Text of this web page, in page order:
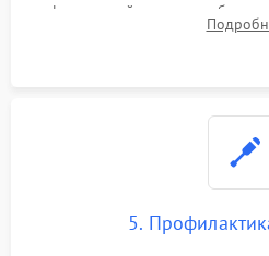
инфракрасной станции
чипа и дефектной памяти
5.